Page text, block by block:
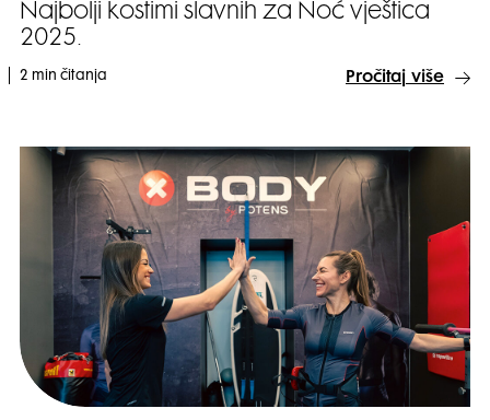
Najbolji kostimi slavnih za Noć vještica
2025.
2 min čitanja Pročitaj više